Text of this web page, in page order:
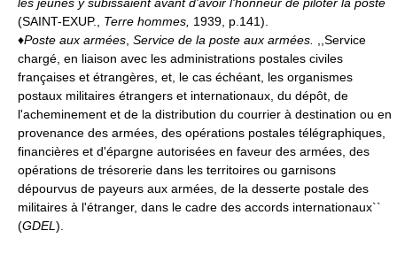
(SAINT-EXUP., Terre hommes, 1939, p.141).
♦Poste aux armées Service de la poste aux armées.
,,Service
chargé, en liaison avec les administrations postales civiles
françaises et étrangères, et, le cas échéant, les organismes
postaux militaires étrangers et internationaux, du dépôt, de
l'acheminement et de la distribution du courrier à destination ou en
provenance des armées, des opérations postales télégraphiques,
financières et d'épargne autorisées en faveur des armées, des
opérations de trésorerie dans les territoires ou garnisons
dépourvus de payeurs aux armées, de la desserte postale des
militaires à l'étranger, dans le cadre des accords internationaux``
(GDEL ).